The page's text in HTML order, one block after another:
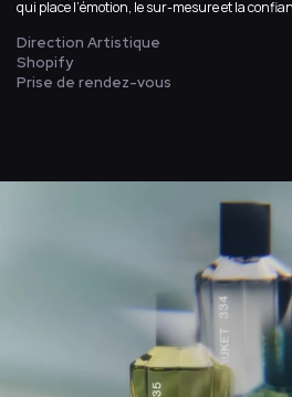
qui place l’émotion, le sur-mesure et la
Direction Artistique
Shopify
Prise de rendez-vous